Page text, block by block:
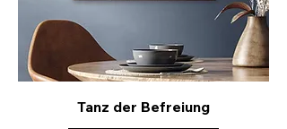
Tanz der Befreiung